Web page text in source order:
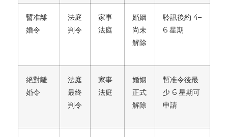
暫准離
婚令
法庭
判令
家事
法庭
婚姻
尚未
解除
聆訊後約 4–
6 星期
絕對離
婚令
法庭
最終
判令
家事
法庭
婚姻
正式
解除
暫准令後最
少 6 星期可
申請